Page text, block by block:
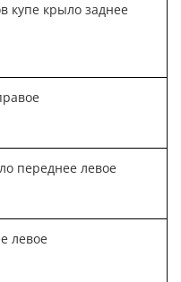
купе крыло заднее
переднее левое
левое